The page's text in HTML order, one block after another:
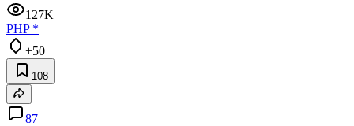
127K
PHP*
+50
108
87